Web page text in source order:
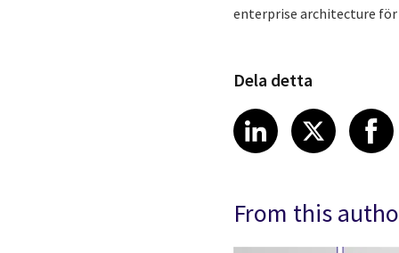
enterprise architecture
Dela detta
Share article
LinkedIn
Share
X
From this